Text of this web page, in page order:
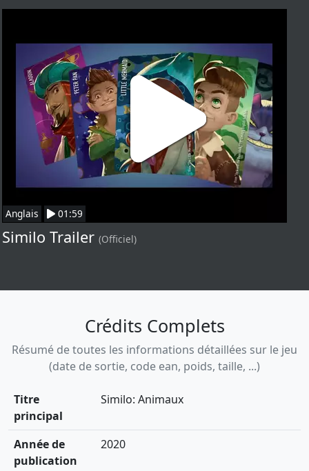
Anglais 01:59
Similo Trailer (Officiel)
Crédits Complets
Résumé de toutes les informations détaillées sur le jeu
(date de sortie, code ean, poids, taille, ...)
Titre
principal
Similo: Animaux
Année de
publication
2020